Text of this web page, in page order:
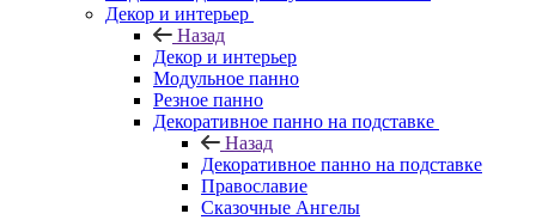
Декор и интерьер
Назад
Декор и интерьер
Модульное панно
Резное панно
Декоративное панно на подставке
Назад
Декоративное панно на подставке
Православие
Сказочные Ангелы